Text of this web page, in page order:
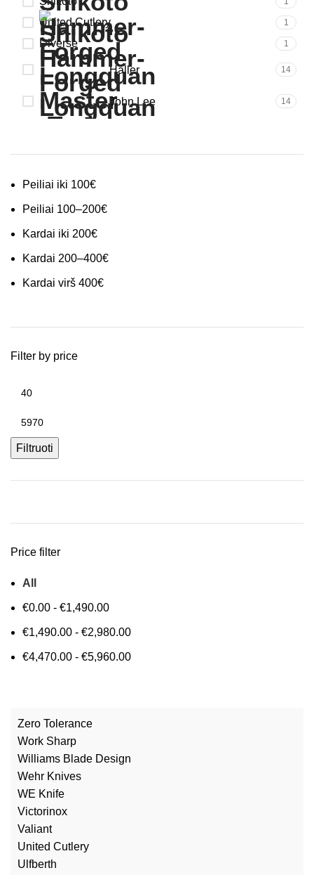
United Cutlery 1
Diverse 1
Haller 14
John Lee 14
Peiliai iki 100€
Peiliai 100–200€
Kardai iki 200€
Kardai 200–400€
Kardai virš 400€
Filter by price
Filtruoti
Price filter
All
€0.00 - €1,490.00
€1,490.00 - €2,980.00
€4,470.00 - €5,960.00
Zero Tolerance
Work Sharp
Williams Blade Design
Wehr Knives
WE Knife
Victorinox
Valiant
United Cutlery
Ulfberth